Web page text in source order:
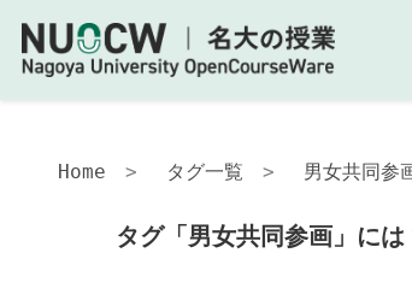
Home タグ一覧 男女共同参
タグ「男女共同参画」には